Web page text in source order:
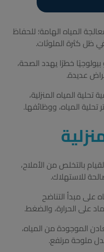
المياه الهامة؛ للحفاظ
ظل كثرة الملوثات.
خطرًا يهدد الصحة،
عديدة.
المياه المنزلية،
المياه، ووظائفها.
بالتخلص من الأملاح،
للاستهلاك.
على مبدأ التناضح
على الحرارة، والضغط.
الموجودة من المياه،
ملوحة مرتفع.